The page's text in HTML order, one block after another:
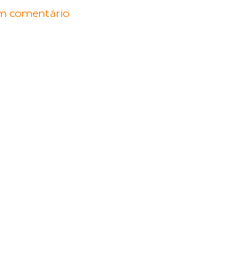
comentário